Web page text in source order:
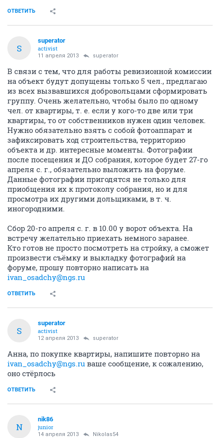
ОТВЕТИТЬ
S
superator
activist
11 апреля 2013 superator
В связи с тем, что для работы ревизионной комиссии
на объект будут допущены только 5 чел., предлагаю
из всех вызвавшихся добровольцами сформировать
группу. Очень желательно, чтобы было по одному
чел. от квартиры, т. е. если у кого-то две или три
квартиры, то от собственников нужен один человек.
Нужно обязательно взять с собой фотоаппарат и
зафиксировать ход строительства, территорию
объекта и др. интересные моменты. Фотографии
после посещения и ДО собрания, которое будет 27-го
апреля с. г., обязательно выложить на форуме.
Данные фотографии пригодятся не только для
приобщения их к протоколу собрания, но и для
просмотра их другими дольщиками, в т. ч.
иногородними.
Сбор 20-го апреля с. г. в 10.00 у ворот объекта. На
встречу желательно приехать немного заранее.
Кто готов не просто посмотреть на стройку, а сможет
произвести съёмку и выкладку фотографий на
форуме, прошу повторно написать на
ivan_osadchy@ngs.ru
ОТВЕТИТЬ
S
superator
activist
12 апреля 2013 superator
Анна, по покупке квартиры, напишите повторно на
ivan_osadchy@ngs.ru ваше сообщение, к сожалению,
оно стёрлось
ОТВЕТИТЬ
N
nik86
junior
14 апреля 2013 Nikolas54